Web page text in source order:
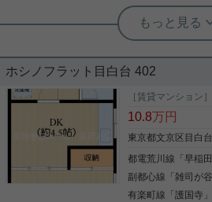
実用春日ホーム 千石店 会田将弘
バルコニー エ
ト 駅徒歩5分以
アを中心に賃貸・
取り揃えておりま
写真(9)
実用春日ホーム 本店 砂子-
★☆駅チカ
ションです。 ・護国寺駅徒歩３分の好立地 ・大通り
沿いで安心 ・9階
ンにはガスコンロ
是非お問い合わせ
ホシノフラット目白台 402
［賃貸マンション］
10.8万円
東京都文京区目白
都電荒川線 「早稲田
副都心線 「雑司が谷
有楽町線 「護国寺